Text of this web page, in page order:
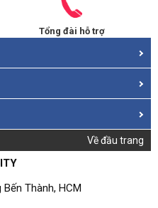
Tổng đài hỗ trợ
Về đầu trang
Thành, HCM